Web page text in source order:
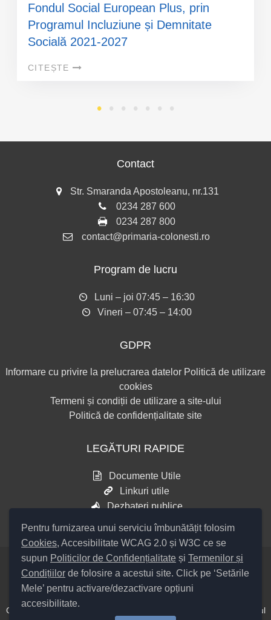
Pentru furnizarea unui serviciu îmbunătățit folosim
Cookies, Accesibilitate WCAG 2.0 și W3C ce se
supun Politicilor de Confidențialitate și Termenilor și
Condițiilor de folosire a acestui site. Click pe ‘Setările
Mele’ pentru activare/dezactivare opțiuni
accesibilitate.
Fondul Social European Plus, prin
Programul Incluziune și Demnitate
Socială 2021-2027
CITEȘTE
Contact
Str. Smaranda Apostoleanu, nr.131
0234 287 600
0234 287 800
contact@primaria-colonesti.ro
Program de lucru
Luni – joi 07:45 – 16:30
Vineri – 07:45 – 14:00
GDPR
Informare cu privire la prelucrarea datelor Politică de utilizare
cookies
Termeni și condiții de utilizare a site-ului
Politică de confidențialitate site
LEGĂTURI RAPIDE
Documente Utile
Linkuri utile
Dezbateri publice
Setări Cookies și Accesibilitate
Cod Județ 4 / Județul Bacău / Tipul UAT – 14 – C – Comună / Codul